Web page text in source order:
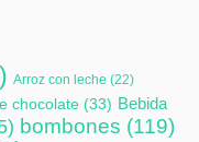
Arroz con leche (22)
chocolate (33) Bebida
bombones (119)